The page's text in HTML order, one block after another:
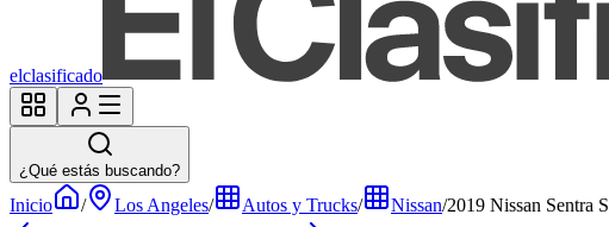
elclasificado
¿Qué estás buscando?
Inicio / Los Angeles/ Autos y Trucks/ Nissan/2019 Nissan Sentra S